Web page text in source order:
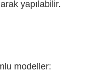
yapılabilir.
modeller: